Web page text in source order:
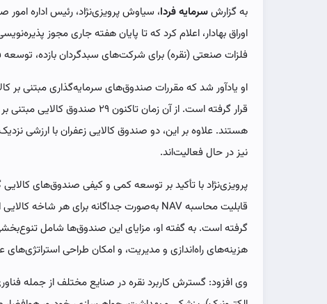
به گزارشسرمایه فردا، سیاوش پرویزی‌نژاد، رئیس اداره
اوراق بهادار، اعلام کرد که تا پایان هفته جاری مجوز
فلزات صنعتی (نقره) برای شرکت‌های سبدگردان بازده،
نیز در حال فعالیت‌اند.
پرویزی‌نژاد با تأکید بر توسعه کمی و کیفی صندوق‌های
گرفته است. به گفته او، مزایای این صندوق‌ها شامل
هزینه‌های راه‌اندازی و مدیریت، و امکان طراحی
وی افزود: گسترش کاربرد نقره در صنایع مختلف از جمله